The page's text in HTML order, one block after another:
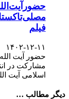
فیلم
۱۴۰۲-۱۲-۱۱
حضور آیت
مشارکت در
اسلامی آیت
دیگر مطالب …